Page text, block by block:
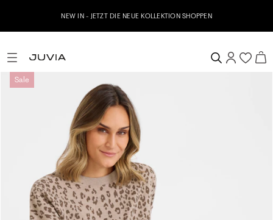
NEW IN - JETZT DIE NEUE KOLLEKTION SHOPPEN
Sale